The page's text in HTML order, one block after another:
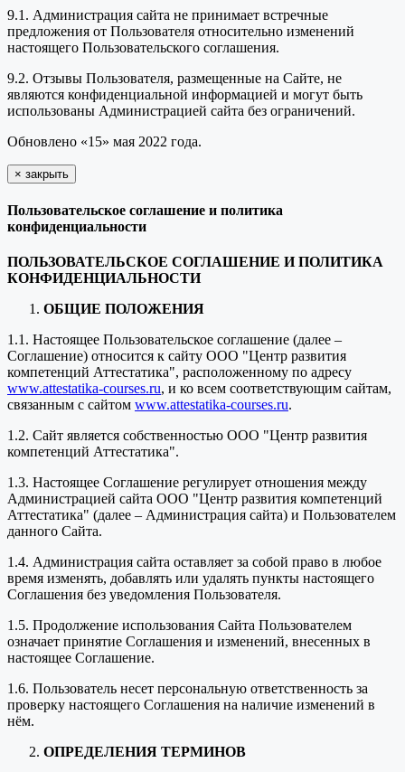
9.1. Администрация сайта не принимает встречные
предложения от Пользователя относительно изменений
настоящего Пользовательского соглашения.
9.2. Отзывы Пользователя, размещенные на Сайте, не
являются конфиденциальной информацией и могут быть
использованы Администрацией сайта без ограничений.
Обновлено «15» мая 2022 года.
× закрыть
Пользовательское соглашение и политика
конфиденциальности
ПОЛЬЗОВАТЕЛЬСКОЕ СОГЛАШЕНИЕ И ПОЛИТИКА
КОНФИДЕНЦИАЛЬНОСТИ
ОБЩИЕ ПОЛОЖЕНИЯ
1.1. Настоящее Пользовательское соглашение (далее –
Соглашение) относится к сайту ООО "Центр развития
компетенций Аттестатика", расположенному по адресу
www.attestatika-courses.ru, и ко всем соответствующим сайтам,
связанным с сайтом www.attestatika-courses.ru.
1.2. Сайт является собственностью ООО "Центр развития
компетенций Аттестатика".
1.3. Настоящее Соглашение регулирует отношения между
Администрацией сайта ООО "Центр развития компетенций
Аттестатика" (далее – Администрация сайта) и Пользователем
данного Сайта.
1.4. Администрация сайта оставляет за собой право в любое
время изменять, добавлять или удалять пункты настоящего
Соглашения без уведомления Пользователя.
1.5. Продолжение использования Сайта Пользователем
означает принятие Соглашения и изменений, внесенных в
настоящее Соглашение.
1.6. Пользователь несет персональную ответственность за
проверку настоящего Соглашения на наличие изменений в
нём.
ОПРЕДЕЛЕНИЯ ТЕРМИНОВ